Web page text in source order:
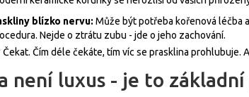
blízko nervu: Může být potřeba kořenová léčba
Nejde o ztrátu zubu - jde o jeho zachování.
Čekat. Čím déle čekáte, tím víc se prasklina prohlubuje.
není luxus - je to základní